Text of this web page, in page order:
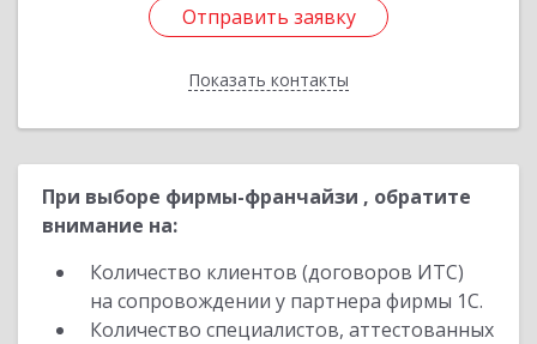
Отправить заявку
Показать контакты
Отправить заявку
Назад
При выборе фирмы-франчайзи , обратите
внимание на:
Количество клиентов (договоров ИТС)
на сопровождении у партнера фирмы 1С.
Количество специалистов, аттестованных